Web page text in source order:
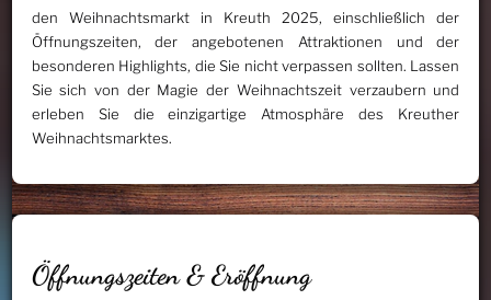
den Weihnachtsmarkt in Kreuth 2025, einschließlich der
Öffnungszeiten, der angebotenen Attraktionen und der
besonderen Highlights, die Sie nicht verpassen sollten. Lassen
Sie sich von der Magie der Weihnachtszeit verzaubern und
erleben Sie die einzigartige Atmosphäre des Kreuther
Weihnachtsmarktes.
Öffnungszeiten & Eröffnung